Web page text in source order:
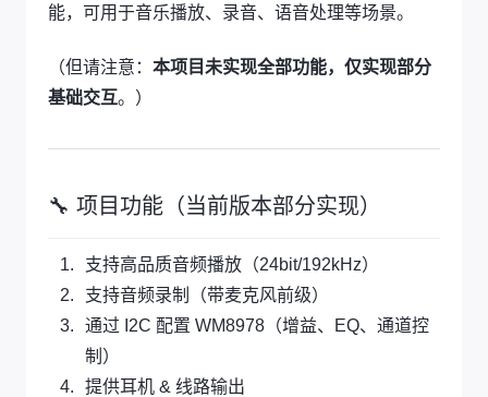
能，可用于音乐播放、录音、语音处理等场景。
（但请注意： 本项目未实现全部功能，仅实现部分
基础交互。）
🔧 项目功能（当前版本部分实现）
支持高品质音频播放（24bit/192kHz）
支持音频录制（带麦克风前级）
通过 I2C 配置 WM8978（增益、EQ、通道控
制）
提供耳机 & 线路输出